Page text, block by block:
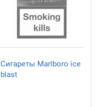
Сигареты Marlboro ice
blast